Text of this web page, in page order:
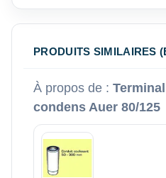
PRODUITS SIMILAIRES
À propos de :
condens Auer 80/125